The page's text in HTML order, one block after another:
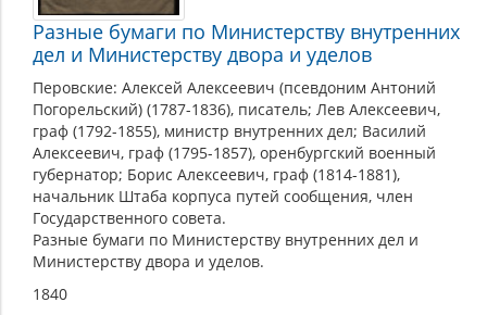
Разные бумаги по Министерству внутренних
дел и Министерству двора и уделов
Перовские: Алексей Алексеевич (псевдоним Антоний
Погорельский) (1787-1836), писатель; Лев Алексеевич,
граф (1792-1855), министр внутренних дел; Василий
Алексеевич, граф (1795-1857), оренбургский военный
губернатор; Борис Алексеевич, граф (1814-1881),
начальник Штаба корпуса путей сообщения, член
Государственного совета.
Разные бумаги по Министерству внутренних дел и
Министерству двора и уделов.
1840